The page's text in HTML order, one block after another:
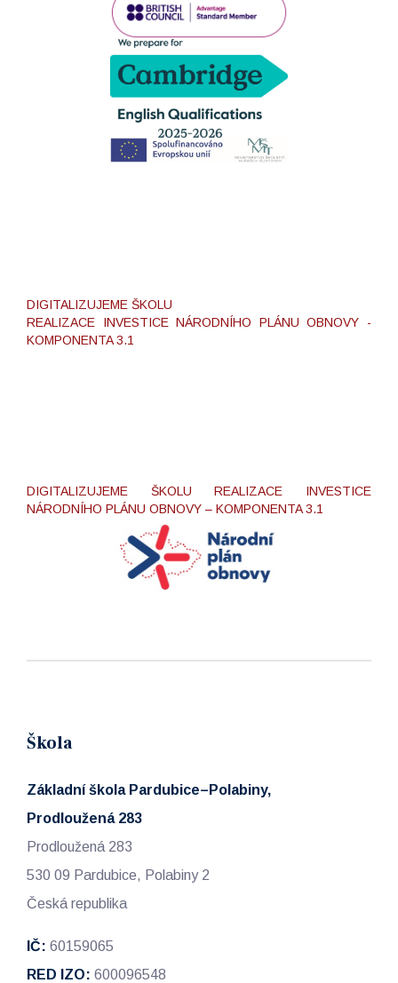
DIGITALIZUJEME ŠKOLU
REALIZACE INVESTICE NÁRODNÍHO PLÁNU OBNOVY -
KOMPONENTA 3.1
DIGITALIZUJEME ŠKOLU REALIZACE INVESTICE
NÁRODNÍHO PLÁNU OBNOVY – KOMPONENTA 3.1
Škola
Základní škola Pardubice–Polabiny,
Prodloužená 283
Prodloužená 283
530 09 Pardubice, Polabiny 2
Česká republika
IČ: 60159065
RED IZO: 600096548